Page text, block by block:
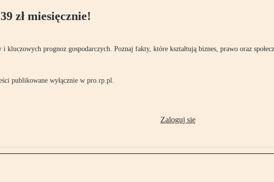
zł miesięcznie!
prognoz gospodarczych. Poznaj fakty, które kształtują biznes, prawo oraz
publikowane wyłącznie w pro.rp.pl.
Zaloguj się